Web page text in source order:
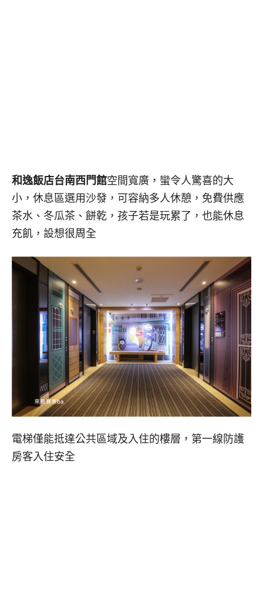
和逸飯店台南西門館空間寬廣，蠻令人驚喜的大
小，休息區選用沙發，可容納多人休憩，免費供應
茶水、冬瓜茶、餅乾，孩子若是玩累了，也能休息
充飢，設想很周全
電梯僅能抵達公共區域及入住的樓層，第一線防護
房客入住安全